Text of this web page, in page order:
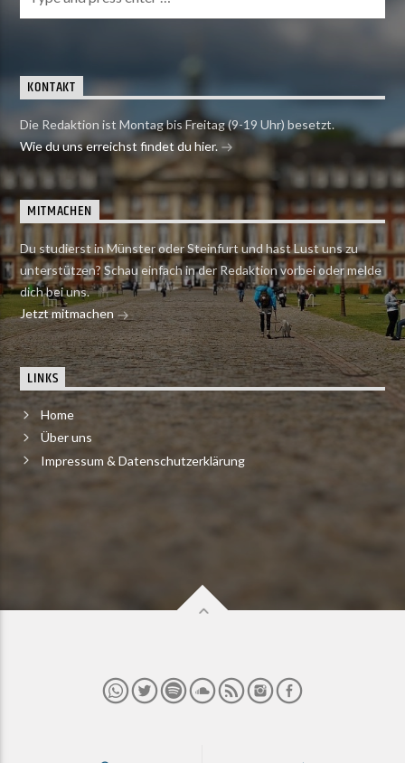
KONTAKT
Die Redaktion ist Montag bis Freitag (9-19 Uhr) besetzt.
Wie du uns erreichst findet du hier.
MITMACHEN
Du studierst in Münster oder Steinfurt und hast Lust uns zu
unterstützen? Schau einfach in der Redaktion vorbei oder melde
dich bei uns.
Jetzt mitmachen
LINKS
Home
Über uns
Impressum & Datenschutzerklärung